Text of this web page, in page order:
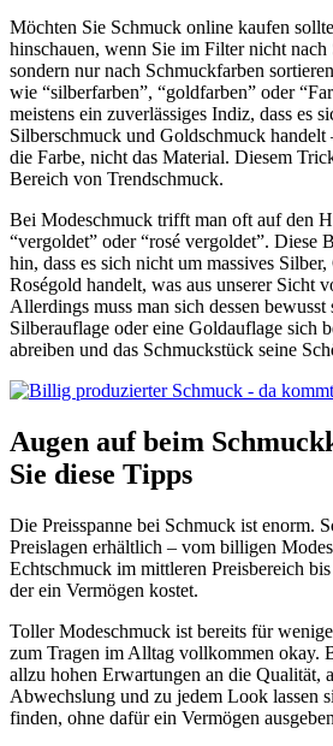
Möchten Sie Schmuck online kaufen
hinschauen, wenn Sie im Filter nicht nach
sondern nur nach Schmuckfarben
wie “silberfarben”, “goldfarben” oder
meistens ein zuverlässiges Indiz, dass es
Silberschmuck und Goldschmuck
die Farbe, nicht das Material. Diesem
Bereich von Trendschmuck.
Bei Modeschmuck trifft man oft auf den
“vergoldet” oder “rosé vergoldet”. Diese
hin, dass es sich nicht um massives
Roségold handelt, was aus unserer Sicht
Allerdings muss man sich dessen bewusst
Silberauflage oder eine Goldauflage sich
abreiben und das Schmuckstück seine
Augen auf beim
Sie diese Tipps
Die Preisspanne bei Schmuck ist enorm.
Preislagen erhältlich – vom billigen
Echtschmuck im mittleren Preisbereich
der ein Vermögen kostet.
Toller Modeschmuck ist bereits für
zum Tragen im Alltag vollkommen okay.
allzu hohen Erwartungen an die Qualität,
Abwechslung und zu jedem Look lassen
finden, ohne dafür ein Vermögen